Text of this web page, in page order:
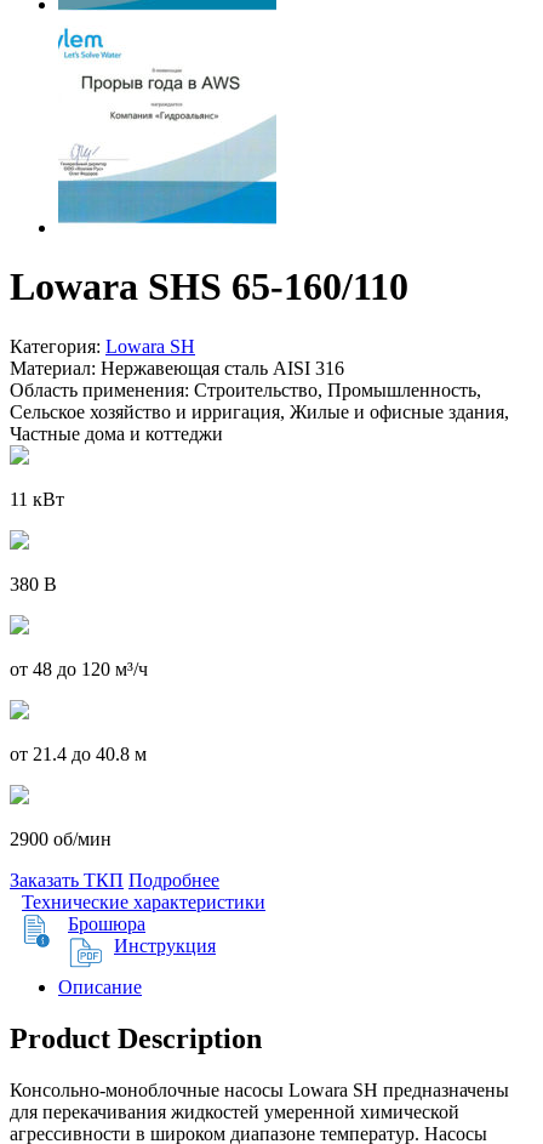
Lowara SHS 65-160/110
Категория: Lowara SH
Материал: Нержавеющая сталь AISI 316
Область применения: Строительство, Промышленность,
Сельское хозяйство и ирригация, Жилые и офисные здания,
Частные дома и коттеджи
11 кВт
380 В
от 48 до 120 м³/ч
от 21.4 до 40.8 м
2900 об/мин
Заказать ТКП Подробнее
Технические характеристики
Брошюра
Инструкция
Описание
Product Description
Консольно-моноблочные насосы Lowara SH предназначены
для перекачивания жидкостей умеренной химической
агрессивности в широком диапазоне температур. Насосы